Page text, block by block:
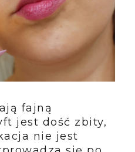
fajną
jest dość zbity,
nie jest